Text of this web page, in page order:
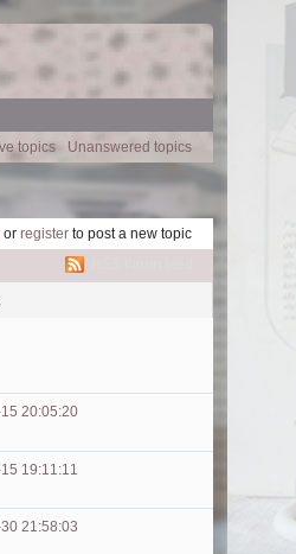
topics Unanswered topics
or register to post a new topic
20:05:20
19:11:11
21:58:03